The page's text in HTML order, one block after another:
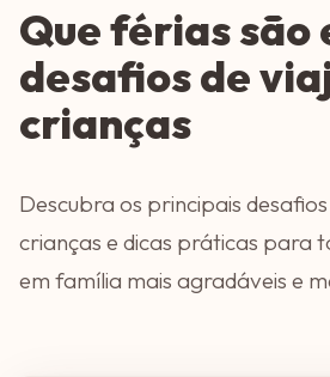
Que férias são
desafios de
crianças
Descubra os principais
crianças e dicas práticas para
em família mais agradáveis e